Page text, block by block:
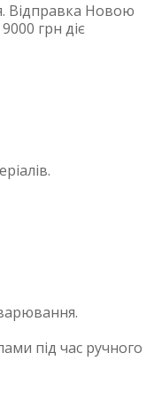
Відправка Новою
грн діє
під час ручного